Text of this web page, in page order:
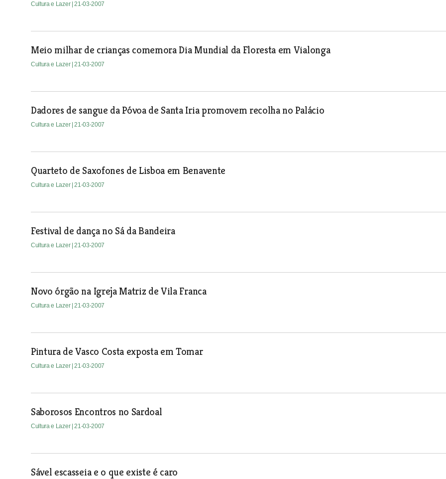
Cultura e Lazer | 21-03-2007
Meio milhar de crianças comemora Dia Mundial da Floresta em Vialonga
Cultura e Lazer | 21-03-2007
Dadores de sangue da Póvoa de Santa Iria promovem recolha no Palácio
Cultura e Lazer | 21-03-2007
Quarteto de Saxofones de Lisboa em Benavente
Cultura e Lazer | 21-03-2007
Festival de dança no Sá da Bandeira
Cultura e Lazer | 21-03-2007
Novo órgão na Igreja Matriz de Vila Franca
Cultura e Lazer | 21-03-2007
Pintura de Vasco Costa exposta em Tomar
Cultura e Lazer | 21-03-2007
Saborosos Encontros no Sardoal
Cultura e Lazer | 21-03-2007
Sável escasseia e o que existe é caro